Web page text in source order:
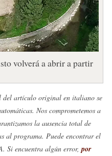
volverá a abrir a partir
del artículo original en italiano se
Nos comprometemos a
la ausencia total de
al programa. Puede encontrar el
Si encuentra algún error, por